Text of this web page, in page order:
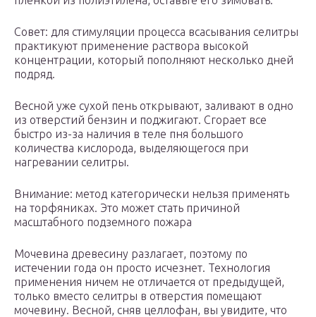
Совет: для стимуляции процесса всасывания селитры
практикуют применение раствора высокой
концентрации, который пополняют несколько дней
подряд.
Весной уже сухой пень открывают, заливают в одно
из отверстий бензин и поджигают. Сгорает все
быстро из-за наличия в теле пня большого
количества кислорода, выделяющегося при
нагревании селитры.
Внимание: метод категорически нельзя применять
на торфяниках. Это может стать причиной
масштабного подземного пожара
Мочевина древесину разлагает, поэтому по
истечении года он просто исчезнет. Технология
применения ничем не отличается от предыдущей,
только вместо селитры в отверстия помещают
мочевину. Весной, сняв целлофан, вы увидите, что